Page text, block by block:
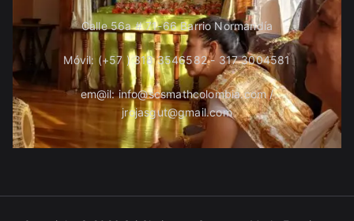
Calle 56a # 71-66 Barrio Normandía
Móvil: (+57 ) 318 3546582 - 317 3004581
em@il: info@scsmathcolombia.com /
jrojasgut@gmail.com